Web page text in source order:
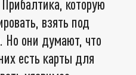
которую
взять под
Но они думают, что
есть карты для